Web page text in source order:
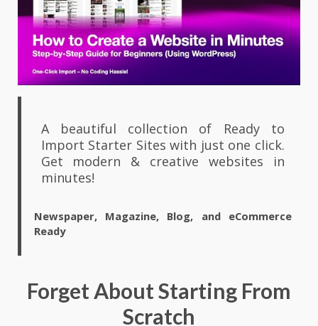
A beautiful collection of Ready to
Import Starter Sites with just one click.
Get modern & creative websites in
minutes!
Newspaper, Magazine, Blog, and eCommerce
Ready
Forget About Starting From
Scratch